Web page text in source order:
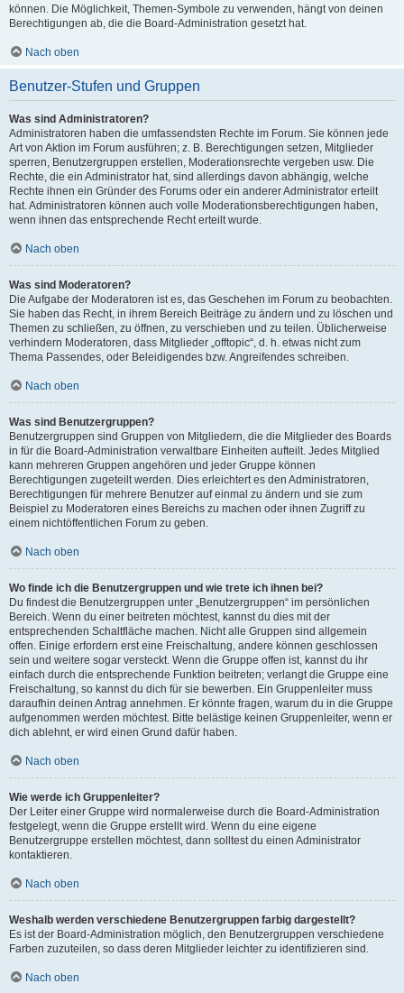
können. Die Möglichkeit, Themen-Symbole zu verwenden, hängt von deinen
Berechtigungen ab, die die Board-Administration gesetzt hat.
Nach oben
Benutzer-Stufen und Gruppen
Was sind Administratoren?
Administratoren haben die umfassendsten Rechte im Forum. Sie können jede
Art von Aktion im Forum ausführen; z. B. Berechtigungen setzen, Mitglieder
sperren, Benutzergruppen erstellen, Moderationsrechte vergeben usw. Die
Rechte, die ein Administrator hat, sind allerdings davon abhängig, welche
Rechte ihnen ein Gründer des Forums oder ein anderer Administrator erteilt
hat. Administratoren können auch volle Moderationsberechtigungen haben,
wenn ihnen das entsprechende Recht erteilt wurde.
Nach oben
Was sind Moderatoren?
Die Aufgabe der Moderatoren ist es, das Geschehen im Forum zu beobachten.
Sie haben das Recht, in ihrem Bereich Beiträge zu ändern und zu löschen und
Themen zu schließen, zu öffnen, zu verschieben und zu teilen. Üblicherweise
verhindern Moderatoren, dass Mitglieder „offtopic“, d. h. etwas nicht zum
Thema Passendes, oder Beleidigendes bzw. Angreifendes schreiben.
Nach oben
Was sind Benutzergruppen?
Benutzergruppen sind Gruppen von Mitgliedern, die die Mitglieder des Boards
in für die Board-Administration verwaltbare Einheiten aufteilt. Jedes Mitglied
kann mehreren Gruppen angehören und jeder Gruppe können
Berechtigungen zugeteilt werden. Dies erleichtert es den Administratoren,
Berechtigungen für mehrere Benutzer auf einmal zu ändern und sie zum
Beispiel zu Moderatoren eines Bereichs zu machen oder ihnen Zugriff zu
einem nichtöffentlichen Forum zu geben.
Nach oben
Wo finde ich die Benutzergruppen und wie trete ich ihnen bei?
Du findest die Benutzergruppen unter „Benutzergruppen“ im persönlichen
Bereich. Wenn du einer beitreten möchtest, kannst du dies mit der
entsprechenden Schaltfläche machen. Nicht alle Gruppen sind allgemein
offen. Einige erfordern erst eine Freischaltung, andere können geschlossen
sein und weitere sogar versteckt. Wenn die Gruppe offen ist, kannst du ihr
einfach durch die entsprechende Funktion beitreten; verlangt die Gruppe eine
Freischaltung, so kannst du dich für sie bewerben. Ein Gruppenleiter muss
daraufhin deinen Antrag annehmen. Er könnte fragen, warum du in die Gruppe
aufgenommen werden möchtest. Bitte belästige keinen Gruppenleiter, wenn er
dich ablehnt, er wird einen Grund dafür haben.
Nach oben
Wie werde ich Gruppenleiter?
Der Leiter einer Gruppe wird normalerweise durch die Board-Administration
festgelegt, wenn die Gruppe erstellt wird. Wenn du eine eigene
Benutzergruppe erstellen möchtest, dann solltest du einen Administrator
kontaktieren.
Nach oben
Weshalb werden verschiedene Benutzergruppen farbig dargestellt?
Es ist der Board-Administration möglich, den Benutzergruppen verschiedene
Farben zuzuteilen, so dass deren Mitglieder leichter zu identifizieren sind.
Nach oben